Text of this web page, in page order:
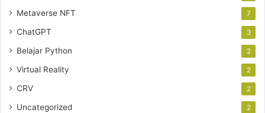
Metaverse NFT 7
ChatGPT 3
Belajar Python 2
Virtual Reality 2
CRV 2
Uncategorized 2